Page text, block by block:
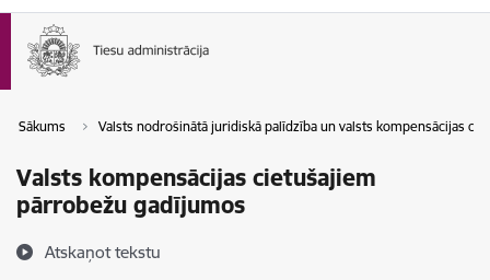
Sākums Valsts nodrošinātā juridiskā palīdzība un valsts kompensācijas
Valsts kompensācijas cietušajiem
pārrobežu gadījumos
Atskaņot tekstu